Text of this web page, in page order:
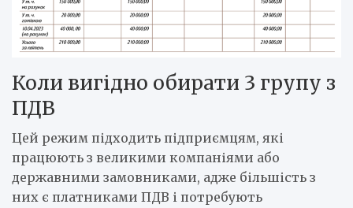
Коли вигідно обирати 3 групу з
ПДВ
Цей режим підходить підприємцям, які
працюють з великими компаніями або
державними замовниками, адже більшість з
них є платниками ПДВ і потребують